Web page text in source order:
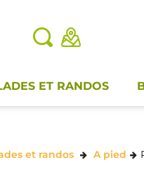
ET RANDOS
et randos A pied